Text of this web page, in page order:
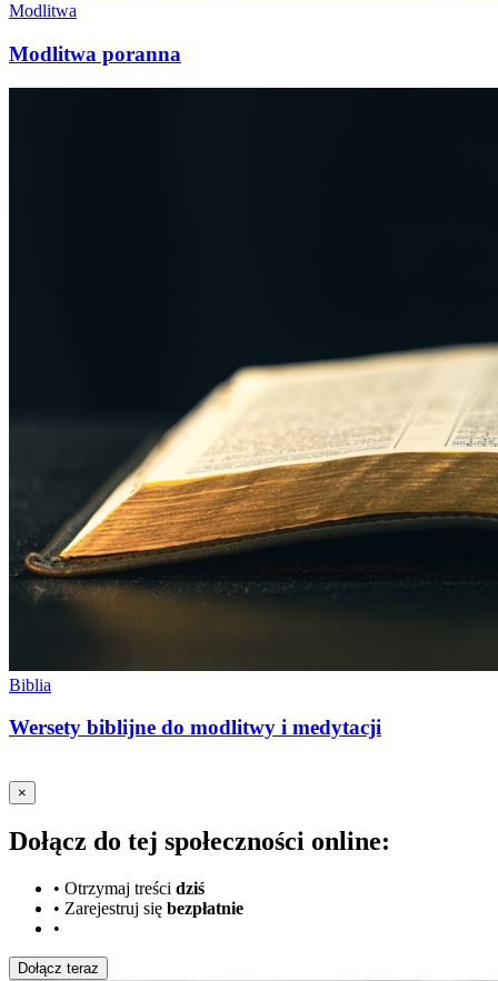
Modlitwa
Modlitwa poranna
Biblia
Wersety biblijne do modlitwy i medytacji
×
Dołącz do tej społeczności online:
• Otrzymaj treści dziś
• Zarejestruj się bezpłatnie
•
Dołącz teraz